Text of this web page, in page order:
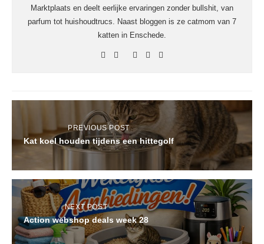
Marktplaats en deelt eerlijke ervaringen zonder bullshit, van
parfum tot huishoudtrucs. Naast bloggen is ze catmom van 7
katten in Enschede.
PREVIOUS POST
Kat koel houden tijdens een hittegolf
NEXT POST
Action webshop deals week 28